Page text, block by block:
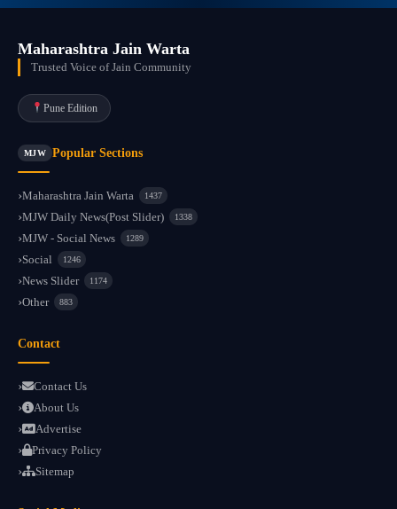
Maharashtra Jain Warta
Trusted Voice of Jain Community
Pune Edition
MJW Popular Sections
Maharashtra Jain Warta 1437
MJW Daily News(Post Slider) 1338
MJW - Social News 1289
Social 1246
News Slider 1174
Other 883
Contact
Contact Us
About Us
Advertise
Privacy Policy
Sitemap